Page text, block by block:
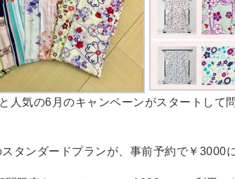
人気の6月のキャンペーンがスタートして
タンダードプランが、事前予約で￥3000